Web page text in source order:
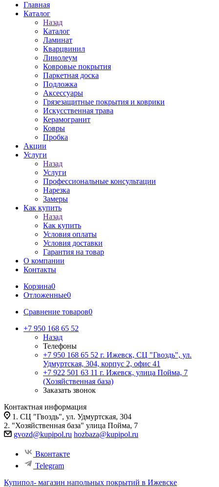
Главная
Каталог
Назад
Каталог
Ламинат
Кварцвинил
Линолеум
Ковровые покрытия
Паркетная доска
Подложка
Аксессуары
Грязезащитные покрытия и коврики
Искусственная трава
Керамогранит
Ковры
Пробка
Акции
Услуги
Назад
Услуги
Профессиональные консультации
Нарезка
Замеры
Как купить
Назад
Как купить
Условия оплаты
Условия доставки
Гарантия на товар
О компании
Контакты
Корзина0
Отложенные0
Сравнение товаров0
+7 950 168 65 52
Назад
Телефоны
+7 950 168 65 52 г. Ижевск, СЦ "Гвоздь", ул.
Удмуртская, 304, корпус 2, офис 41
+7 922 501 63 11 г. Ижевск, улица Пойма, 7
(Хозяйственная база)
Заказать звонок
Контактная информация
1. СЦ "Гвоздь", ул. Удмуртская, 304
2. "Хозяйственная база" улица Пойма, 7
gvozd@kupipol.ru hozbaza@kupipol.ru
Вконтакте
Telegram
Купипол- магазин напольных покрытий в Ижевске